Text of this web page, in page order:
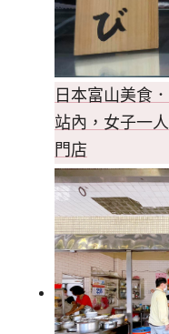
日本富山美食
站內，女子一
門店